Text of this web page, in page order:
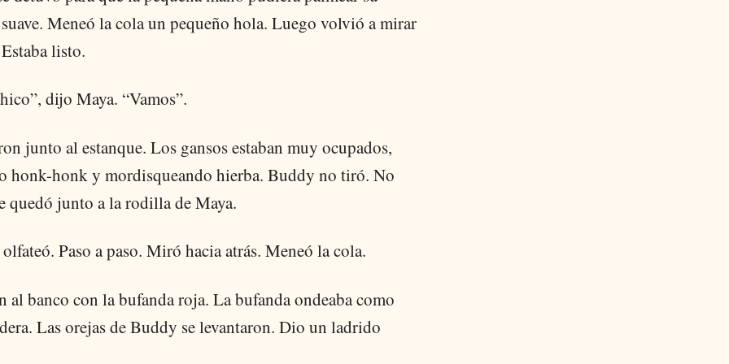
Meneó la cola un pequeño hola. Luego volvió a mirar
listo.
dijo Maya. “Vamos”.
junto al estanque. Los gansos estaban muy ocupados,
honk-honk y mordisqueando hierba. Buddy no tiró. No
quedó junto a la rodilla de Maya.
Paso a paso. Miró hacia atrás. Meneó la cola.
al banco con la bufanda roja. La bufanda ondeaba como
Las orejas de Buddy se levantaron. Dio un ladrido